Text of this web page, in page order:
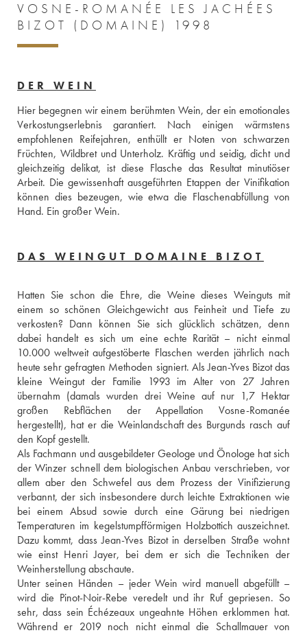
VOSNE-ROMANÉE LES JACHÉES
BIZOT (DOMAINE) 1998
DER WEIN
Hier begegnen wir einem berühmten Wein, der ein emotionales
Verkostungserlebnis garantiert. Nach einigen wärmstens
empfohlenen Reifejahren, enthüllt er Noten von schwarzen
Früchten, Wildbret und Unterholz. Kräftig und seidig, dicht und
gleichzeitig delikat, ist diese Flasche das Resultat minutiöser
Arbeit. Die gewissenhaft ausgeführten Etappen der Vinifikation
können dies bezeugen, wie etwa die Flaschenabfüllung von
Hand. Ein großer Wein.
DAS WEINGUT DOMAINE BIZOT
Hatten Sie schon die Ehre, die Weine dieses Weinguts mit
einem so schönen Gleichgewicht aus Feinheit und Tiefe zu
verkosten? Dann können Sie sich glücklich schätzen, denn
dabei handelt es sich um eine echte Rarität – nicht einmal
10.000 weltweit aufgestöberte Flaschen werden jährlich nach
heute sehr gefragten Methoden signiert. Als Jean-Yves Bizot das
kleine Weingut der Familie 1993 im Alter von 27 Jahren
übernahm (damals wurden drei Weine auf nur 1,7 Hektar
großen Rebflächen der Appellation Vosne-Romanée
hergestellt), hat er die Weinlandschaft des Burgunds rasch auf
den Kopf gestellt.
Als Fachmann und ausgebildeter Geologe und Önologe hat sich
der Winzer schnell dem biologischen Anbau verschrieben, vor
allem aber den Schwefel aus dem Prozess der Vinifizierung
verbannt, der sich insbesondere durch leichte Extraktionen wie
bei einem Absud sowie durch eine Gärung bei niedrigen
Temperaturen im kegelstumpfförmigen Holzbottich auszeichnet.
Dazu kommt, dass Jean-Yves Bizot in derselben Straße wohnt
wie einst Henri Jayer, bei dem er sich die Techniken der
Weinherstellung abschaute.
Unter seinen Händen – jeder Wein wird manuell abgefüllt –
wird die Pinot-Noir-Rebe veredelt und ihr Ruf gepriesen. So
sehr, dass sein Échézeaux ungeahnte Höhen erklommen hat.
Während er 2019 noch nicht einmal die Schallmauer von